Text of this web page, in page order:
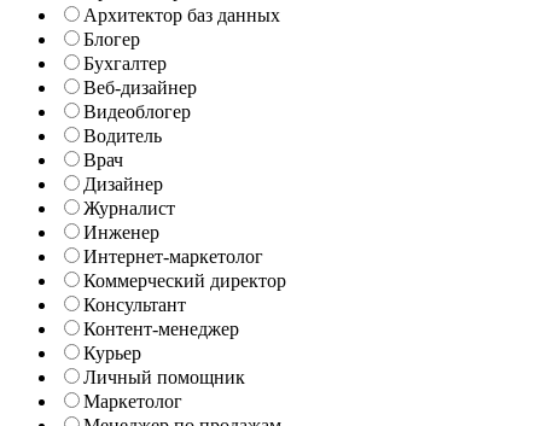
Архитектор баз данных
Блогер
Бухгалтер
Веб-дизайнер
Видеоблогер
Водитель
Врач
Дизайнер
Журналист
Инженер
Интернет-маркетолог
Коммерческий директор
Консультант
Контент-менеджер
Курьер
Личный помощник
Маркетолог